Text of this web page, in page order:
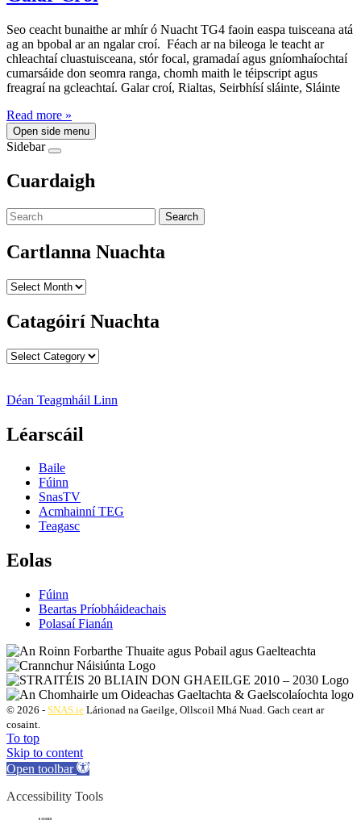
Seo ceacht bunaithe ar mhír ó Nuacht TG4 faoin easpa tuisceana atá
ag an bpobal ar an ngalar croí. Féach ar na bileoga le teacht ar
chleachtaí cluastuisceana, stór focal, gramadaí agus gníomhaíochtaí
cumarsáide don seomra ranga, chomh maith le téipscript agus
freagraí na gcleachtaí. Galar croí, Rialtas, Seirbhísí sláinte, Sláinte
Read more »
Open side menu
Sidebar
Cuardaigh
Search
Cartlanna Nuachta
Cartlanna
Catagóirí Nuachta
Catagóirí
Déan Teagmháil Linn
Léarscáil
Baile
Fúinn
SnasTV
Acmhainní TEG
Teagasc
Eolas
Fúinn
Beartas Príobháideachais
Polasaí Fianán
© 2026 - SNAS.ie Lárionad na Gaeilge, Ollscoil Mhá Nuad. Gach ceart ar
cosaint.
To top
Skip to content
Open toolbar
Accessibility Tools